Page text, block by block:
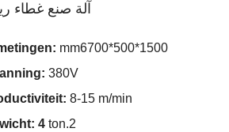
آلة صنع غطاء
mm6700*500*1500
380V
8-15 m/min
4 ton.2